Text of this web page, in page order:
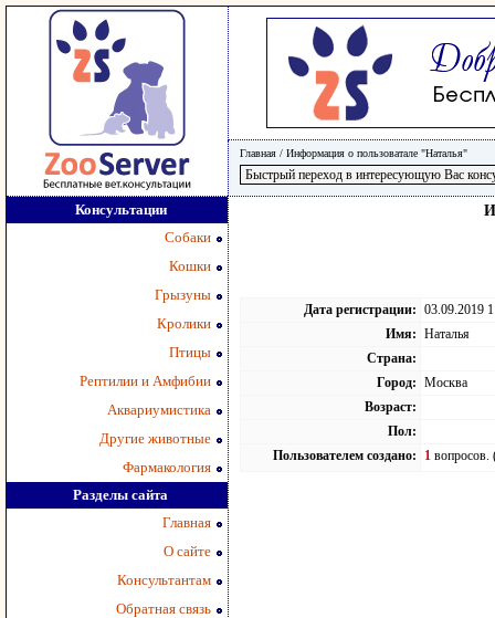
Главная / Информация о пользоватале "Наталья"
Консультации
Собаки
Кошки
Грызуны
Кролики
Птицы
Рептилии и Амфибии
Аквариумистика
Другие животные
Фармакология
Разделы сайта
Главная
О сайте
Консультантам
Обратная связь
Дата регистрации: 03.09.2019
Имя: Наталья
Страна:
Город: Москва
Возраст:
Пол:
Пользователем создано:
1 вопросов.